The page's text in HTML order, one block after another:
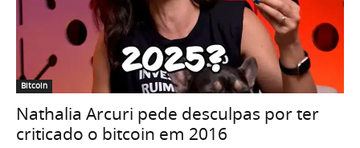
Bitcoin
Nathalia Arcuri pede desculpas por ter
criticado o bitcoin em 2016